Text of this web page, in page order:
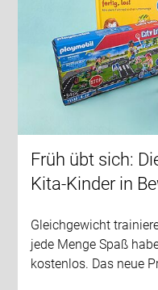
Früh übt sich:
Kita-Kinder in
Gleichgewicht
jede Menge Spaß
kostenlos. Das neue